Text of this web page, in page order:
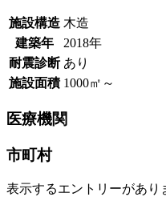
施設構造 木造
建築年
2018年
耐震診断 あり
施設面積 1000㎡～
医療機関
市町村
表示するエントリーがあり